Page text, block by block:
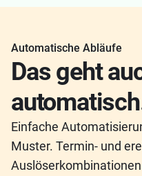
Automatische Abläufe
Das geht
Einfache
Muster. Termin- und